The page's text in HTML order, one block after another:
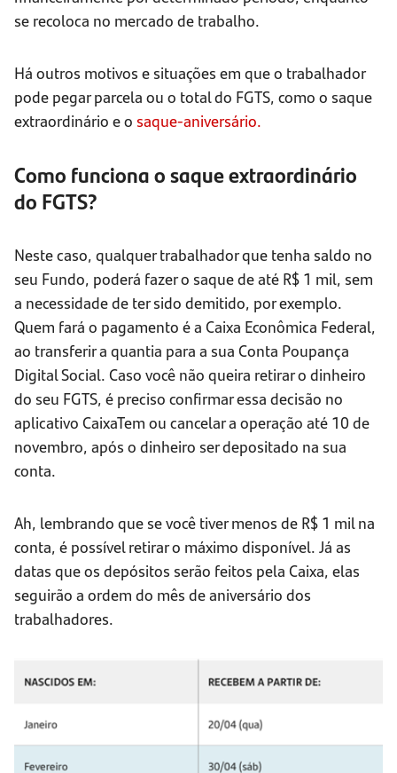
se recoloca no mercado de trabalho.
Há outros motivos e situações em que o trabalhador
pode pegar parcela ou o total do FGTS, como o saque
extraordinário e o saque-aniversário.
Como funciona o saque extraordinário
do FGTS?
Neste caso, qualquer trabalhador que tenha saldo no
seu Fundo, poderá fazer o saque de até R$ 1 mil, sem
a necessidade de ter sido demitido, por exemplo.
Quem fará o pagamento é a Caixa Econômica Federal,
ao transferir a quantia para a sua Conta Poupança
Digital Social. Caso você não queira retirar o dinheiro
do seu FGTS, é preciso confirmar essa decisão no
aplicativo CaixaTem ou cancelar a operação até 10 de
novembro, após o dinheiro ser depositado na sua
conta.
Ah, lembrando que se você tiver menos de R$ 1 mil na
conta, é possível retirar o máximo disponível. Já as
datas que os depósitos serão feitos pela Caixa, elas
seguirão a ordem do mês de aniversário dos
trabalhadores.